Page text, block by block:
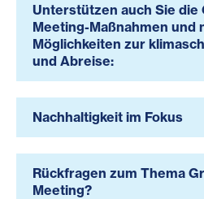
Unterstützen auch Sie die
Meeting-Maßnahmen und
Möglichkeiten zur
und Abreise:
Nachhaltigkeit im Fokus
Rückfragen zum Thema
Meeting?